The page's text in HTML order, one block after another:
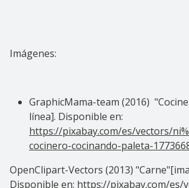
Imágenes:
GraphicMama-team (2016)
línea]. Disponible en:
https://pixabay.com/es/vectors/
cocinero-cocinando-paleta-
OpenClipart-Vectors (2013)
Disponible en: https://pixabay.com/es/